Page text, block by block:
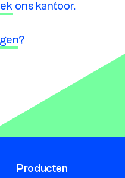
ons kantoor.
?
Producten